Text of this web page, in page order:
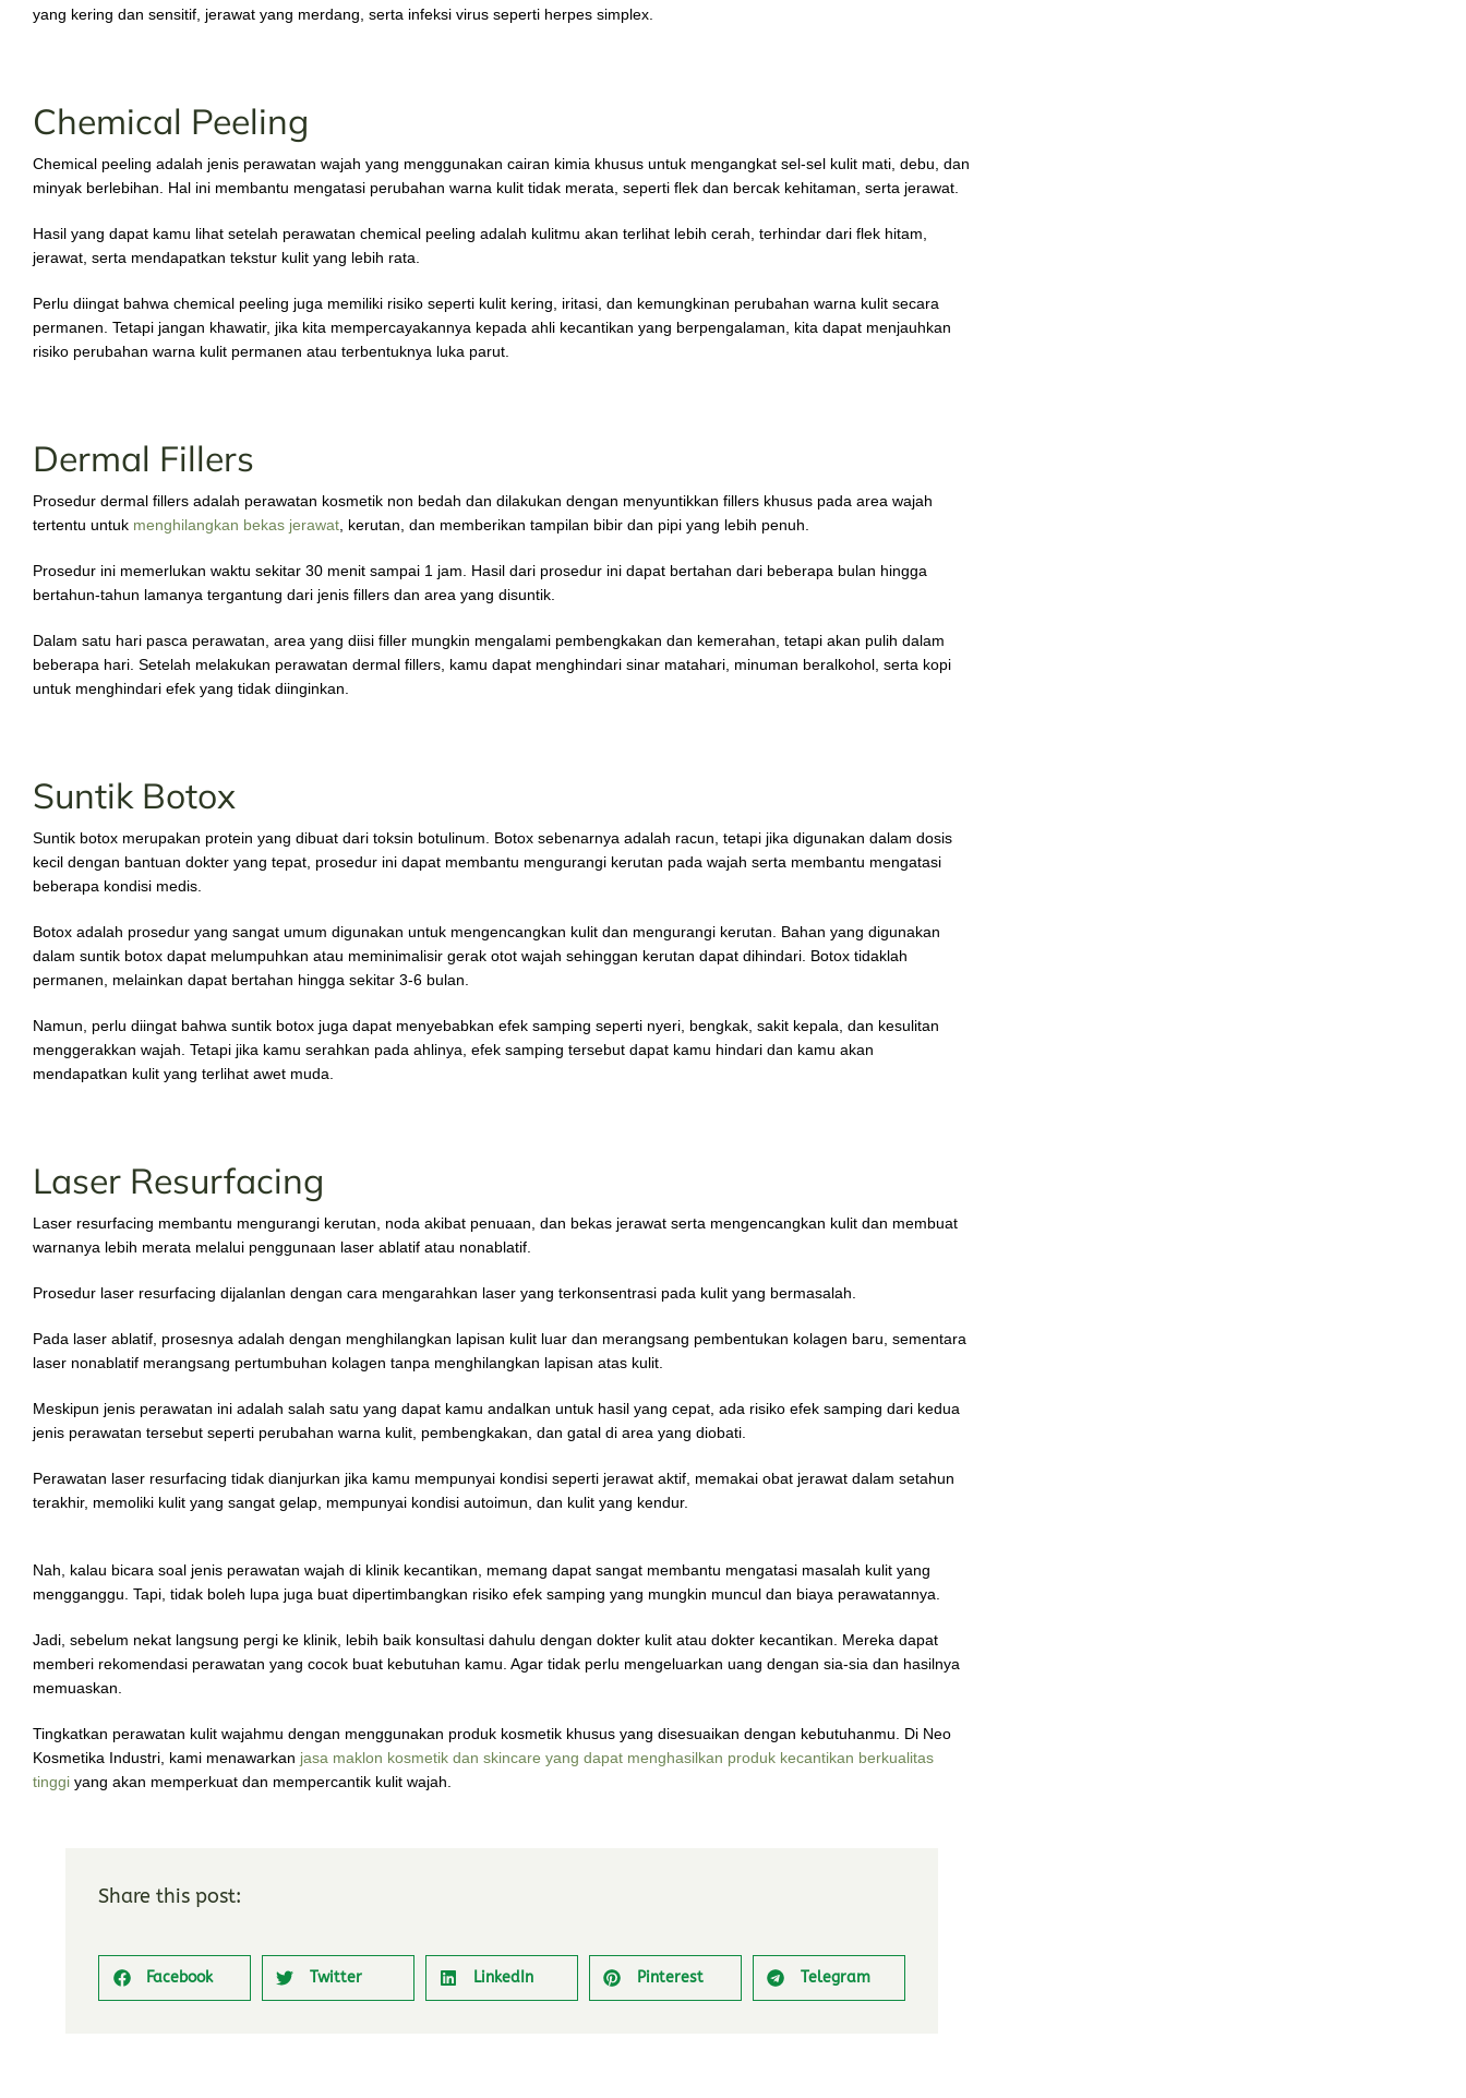
yang kering dan sensitif, jerawat yang merdang, serta infeksi virus seperti herpes simplex.
Chemical Peeling
Chemical peeling adalah jenis perawatan wajah yang menggunakan cairan kimia khusus untuk mengangkat sel-sel kulit mati, debu, dan
minyak berlebihan. Hal ini membantu mengatasi perubahan warna kulit tidak merata, seperti flek dan bercak kehitaman, serta jerawat.
Hasil yang dapat kamu lihat setelah perawatan chemical peeling adalah kulitmu akan terlihat lebih cerah, terhindar dari flek hitam,
jerawat, serta mendapatkan tekstur kulit yang lebih rata.
Perlu diingat bahwa chemical peeling juga memiliki risiko seperti kulit kering, iritasi, dan kemungkinan perubahan warna kulit secara
permanen. Tetapi jangan khawatir, jika kita mempercayakannya kepada ahli kecantikan yang berpengalaman, kita dapat menjauhkan
risiko perubahan warna kulit permanen atau terbentuknya luka parut.
Dermal Fillers
Prosedur dermal fillers adalah perawatan kosmetik non bedah dan dilakukan dengan menyuntikkan fillers khusus pada area wajah
tertentu untuk menghilangkan bekas jerawat , kerutan, dan memberikan tampilan bibir dan pipi yang lebih penuh.
Prosedur ini memerlukan waktu sekitar 30 menit sampai 1 jam. Hasil dari prosedur ini dapat bertahan dari beberapa bulan hingga
bertahun-tahun lamanya tergantung dari jenis fillers dan area yang disuntik.
Dalam satu hari pasca perawatan, area yang diisi filler mungkin mengalami pembengkakan dan kemerahan, tetapi akan pulih dalam
beberapa hari. Setelah melakukan perawatan dermal fillers, kamu dapat menghindari sinar matahari, minuman beralkohol, serta kopi
untuk menghindari efek yang tidak diinginkan.
Suntik Botox
Suntik botox merupakan protein yang dibuat dari toksin botulinum. Botox sebenarnya adalah racun, tetapi jika digunakan dalam dosis
kecil dengan bantuan dokter yang tepat, prosedur ini dapat membantu mengurangi kerutan pada wajah serta membantu mengatasi
beberapa kondisi medis.
Botox adalah prosedur yang sangat umum digunakan untuk mengencangkan kulit dan mengurangi kerutan. Bahan yang digunakan
dalam suntik botox dapat melumpuhkan atau meminimalisir gerak otot wajah sehinggan kerutan dapat dihindari. Botox tidaklah
permanen, melainkan dapat bertahan hingga sekitar 3-6 bulan.
Namun, perlu diingat bahwa suntik botox juga dapat menyebabkan efek samping seperti nyeri, bengkak, sakit kepala, dan kesulitan
menggerakkan wajah. Tetapi jika kamu serahkan pada ahlinya, efek samping tersebut dapat kamu hindari dan kamu akan
mendapatkan kulit yang terlihat awet muda.
Laser Resurfacing
Laser resurfacing membantu mengurangi kerutan, noda akibat penuaan, dan bekas jerawat serta mengencangkan kulit dan membuat
warnanya lebih merata melalui penggunaan laser ablatif atau nonablatif.
Prosedur laser resurfacing dijalanlan dengan cara mengarahkan laser yang terkonsentrasi pada kulit yang bermasalah.
Pada laser ablatif, prosesnya adalah dengan menghilangkan lapisan kulit luar dan merangsang pembentukan kolagen baru, sementara
laser nonablatif merangsang pertumbuhan kolagen tanpa menghilangkan lapisan atas kulit.
Meskipun jenis perawatan ini adalah salah satu yang dapat kamu andalkan untuk hasil yang cepat, ada risiko efek samping dari kedua
jenis perawatan tersebut seperti perubahan warna kulit, pembengkakan, dan gatal di area yang diobati.
Perawatan laser resurfacing tidak dianjurkan jika kamu mempunyai kondisi seperti jerawat aktif, memakai obat jerawat dalam setahun
terakhir, memoliki kulit yang sangat gelap, mempunyai kondisi autoimun, dan kulit yang kendur.
Nah, kalau bicara soal jenis perawatan wajah di klinik kecantikan, memang dapat sangat membantu mengatasi masalah kulit yang
mengganggu. Tapi, tidak boleh lupa juga buat dipertimbangkan risiko efek samping yang mungkin muncul dan biaya perawatannya.
Jadi, sebelum nekat langsung pergi ke klinik, lebih baik konsultasi dahulu dengan dokter kulit atau dokter kecantikan. Mereka dapat
memberi rekomendasi perawatan yang cocok buat kebutuhan kamu. Agar tidak perlu mengeluarkan uang dengan sia-sia dan hasilnya
memuaskan.
Tingkatkan perawatan kulit wajahmu dengan menggunakan produk kosmetik khusus yang disesuaikan dengan kebutuhanmu. Di Neo
Kosmetika Industri, kami menawarkan jasa maklon kosmetik dan skincare yang dapat menghasilkan produk kecantikan berkualitas
tinggi yang akan memperkuat dan mempercantik kulit wajah.
Share this post:
Facebook Twitter LinkedIn Pinterest Telegram